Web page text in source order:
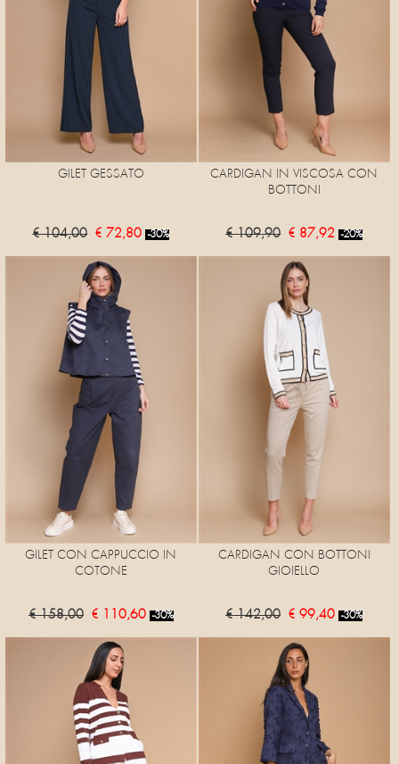
GILET GESSATO
€ 104,00 € 72,80 -30%
CARDIGAN IN VISCOSA CON
BOTTONI
€ 109,90 € 87,92 -20%
GILET CON CAPPUCCIO IN
COTONE
€ 158,00 € 110,60 -30%
CARDIGAN CON BOTTONI
GIOIELLO
€ 142,00 € 99,40 -30%